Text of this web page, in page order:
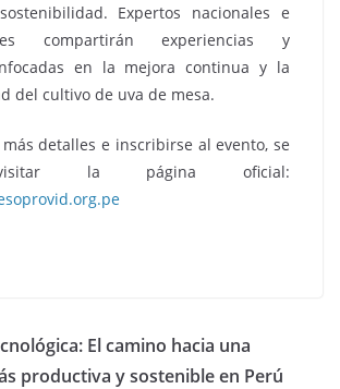
Expertos nacionales e
compartirán experiencias y
en la mejora continua y la
del cultivo de uva de mesa.
más detalles e inscribirse al evento, se
la página oficial:
El camino hacia una
productiva y sostenible en Perú